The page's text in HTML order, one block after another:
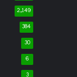
2,149
384
30
6
3